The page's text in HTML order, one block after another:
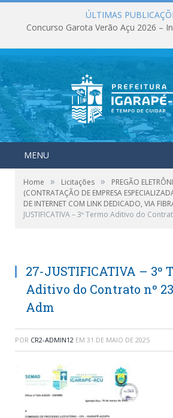
ÚLTIMAS
Concurso Garota Verão Açu 2026 –
MENU
Home » Licitações »
PREGÃO
(CONTRATAÇÃO DE EMPRESA
DE INTERNET COM LINK DEDICADO, VIA
JUSTIFICATIVA – 3º Termo Aditivo do
27-JUSTIFICATIVA – 3º
Aditivo do Contrato nº
Adm
POR CR2-ADMIN12 EM 31 DE MAIO DE 2025